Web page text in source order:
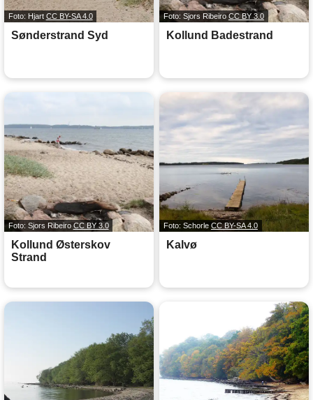
Foto: Hjart CC BY-SA 4.0
Sønderstrand Syd
Foto: Sjors Ribeiro CC BY 3.0
Kollund Badestrand
Foto: Sjors Ribeiro CC BY 3.0
Kollund Østerskov
Strand
Foto: Schorle CC BY-SA 4.0
Kalvø